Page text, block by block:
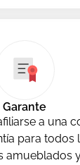
Garante
a una
para todos
amueblados